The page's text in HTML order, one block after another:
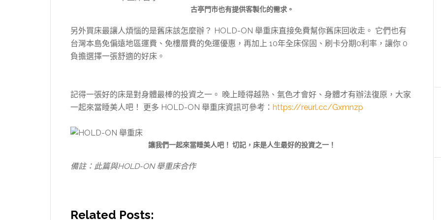
古亭門市也有提供客製化的需求。
另外買床最讓人煩惱的是舊床該怎麼辦？ HOLD-ON 舉重床直接免費幫你舊床回收走。 它們也有
台灣本島免偏遠地區運費、免樓層費的免運優惠，再加上 10年全床保固、刷卡分期0利率，讓你 0
負擔選擇一張舒適的好床。
記得一張好的床是對身體最棒的投資之一。 晚上睡得越熟、氣色才會好、身體才有辦法復原，大家
一起來當睡美人吧！ 更多 HOLD-ON 舉重床資訊可參考： https://reurl.cc/Gxmnzp
讓我們一起來當睡美人吧！ 切記，床是人生最好的投資之一！
備註：此篇與HOLD-ON 舉重床合作
Related Posts: